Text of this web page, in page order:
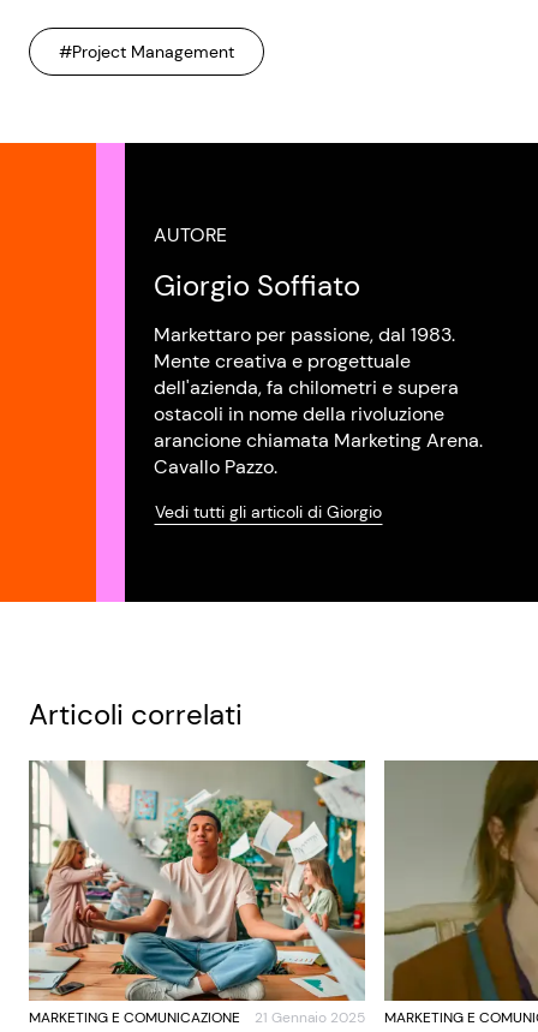
#Project Management
AUTORE
Giorgio Soffiato
Markettaro per passione, dal 1983.
Mente creativa e progettuale
dell'azienda, fa chilometri e supera
ostacoli in nome della rivoluzione
arancione chiamata Marketing Arena.
Cavallo Pazzo.
Vedi tutti gli articoli di Giorgio
Articoli correlati
MARKETING E COMUNICAZIONE 21 Gennaio 2025 MARKETING E